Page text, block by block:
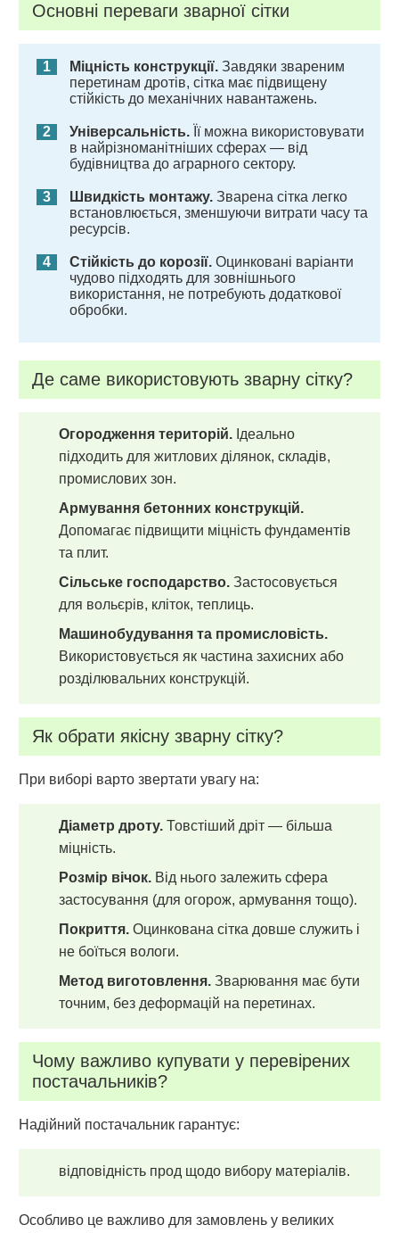
Основні переваги зварної сітки
Міцність конструкції. Завдяки звареним
перетинам дротів, сітка має підвищену
стійкість до механічних навантажень.
Універсальність. Її можна використовувати
в найрізноманітніших сферах — від
будівництва до аграрного сектору.
Швидкість монтажу. Зварена сітка легко
встановлюється, зменшуючи витрати часу та
ресурсів.
Стійкість до корозії. Оцинковані варіанти
чудово підходять для зовнішнього
використання, не потребують додаткової
обробки.
Де саме використовують зварну сітку?
Огородження територій. Ідеально
підходить для житлових ділянок, складів,
промислових зон.
Армування бетонних конструкцій.
Допомагає підвищити міцність фундаментів
та плит.
Сільське господарство. Застосовується
для вольєрів, кліток, теплиць.
Машинобудування та промисловість.
Використовується як частина захисних або
розділювальних конструкцій.
Як обрати якісну зварну сітку?
При виборі варто звертати увагу на:
Діаметр дроту. Товстіший дріт — більша
міцність.
Розмір вічок. Від нього залежить сфера
застосування (для огорож, армування тощо).
Покриття. Оцинкована сітка довше служить і
не боїться вологи.
Метод виготовлення. Зварювання має бути
точним, без деформацій на перетинах.
Чому важливо купувати у перевірених
постачальників?
Надійний постачальник гарантує:
відповідність прод щодо вибору матеріалів.
Особливо це важливо для замовлень у великих